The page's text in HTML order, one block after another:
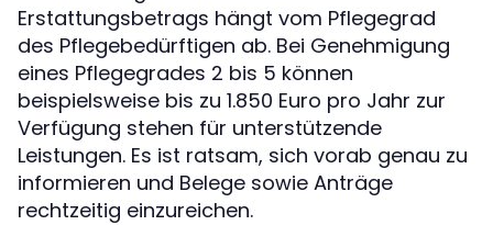
Erstattungsbetrags hängt vom Pflegegrad
des Pflegebedürftigen ab. Bei Genehmigung
eines Pflegegrades 2 bis 5 können
beispielsweise bis zu 1.850 Euro pro Jahr zur
Verfügung stehen für unterstützende
Leistungen. Es ist ratsam, sich vorab genau zu
informieren und Belege sowie Anträge
rechtzeitig einzureichen.